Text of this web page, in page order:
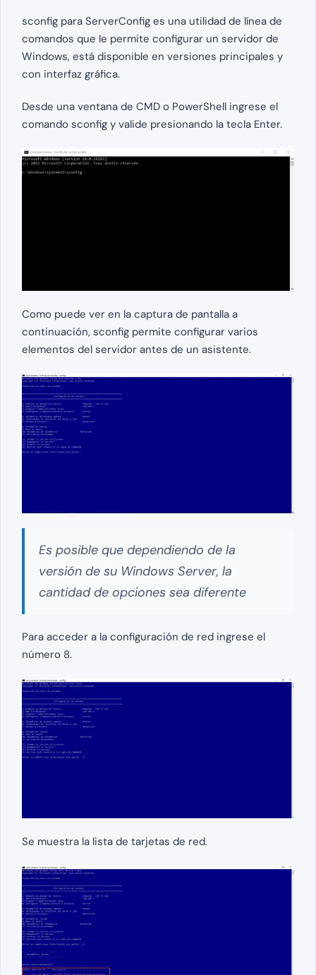
sconfig para ServerConfig es una utilidad de línea de
comandos que le permite configurar un servidor de
Windows, está disponible en versiones principales y
con interfaz gráfica.
Desde una ventana de CMD o PowerShell ingrese el
comando sconfig y valide presionando la tecla Enter.
Como puede ver en la captura de pantalla a
continuación, sconfig permite configurar varios
elementos del servidor antes de un asistente.
Es posible que dependiendo de la
versión de su Windows Server, la
cantidad de opciones sea diferente
Para acceder a la configuración de red ingrese el
número 8.
Se muestra la lista de tarjetas de red.